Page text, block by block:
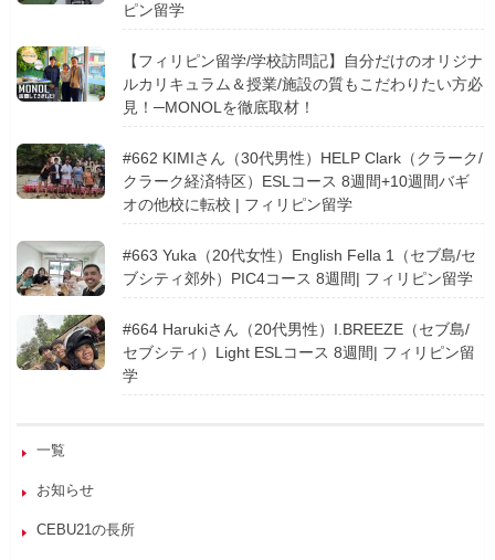
ピン留学
【フィリピン留学/学校訪問記】自分だけのオリジナ
ルカリキュラム＆授業/施設の質もこだわりたい方必
見！─MONOLを徹底取材！
#662 KIMIさん（30代男性）HELP Clark（クラーク/
クラーク経済特区）ESLコース 8週間+10週間バギ
オの他校に転校 | フィリピン留学
#663 Yuka（20代女性）English Fella 1（セブ島/セ
ブシティ郊外）PIC4コース 8週間| フィリピン留学
#664 Harukiさん（20代男性）I.BREEZE（セブ島/
セブシティ）Light ESLコース 8週間| フィリピン留
学
一覧
お知らせ
CEBU21の長所